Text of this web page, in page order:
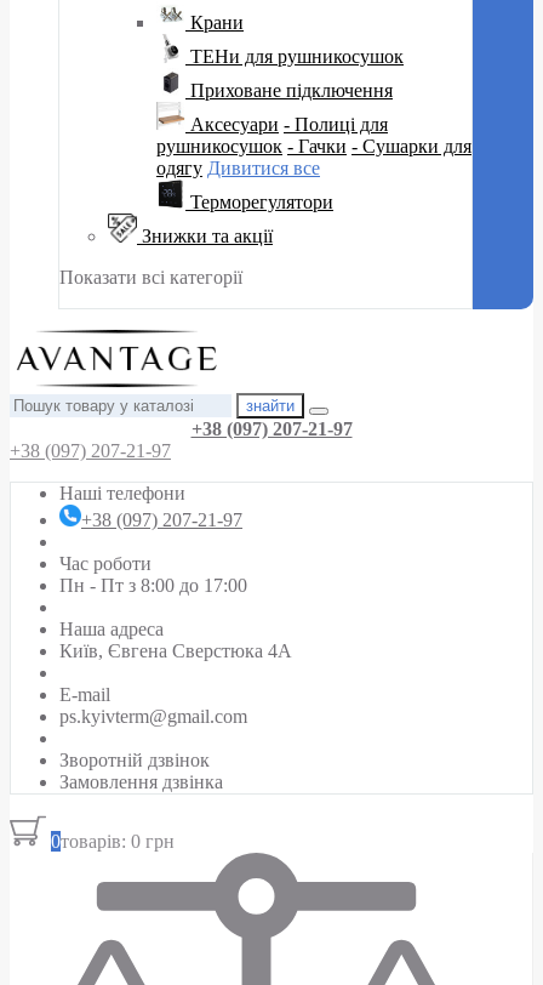
Крани
ТЕНи для рушникосушок
Приховане підключення
Аксесуари - Полиці для
рушникосушок - Гачки - Сушарки для
одягу Дивитися все
Терморегулятори
Знижки та акції
Показати всі категорії
знайти
+38 (097) 207-21-97
+38 (097) 207-21-97
Наші телефони
+38 (097) 207-21-97
Час роботи
Пн - Пт з 8:00 до 17:00
Наша адреса
Київ, Євгена Сверстюка 4А
E-mail
ps.kyivterm@gmail.com
Зворотній дзвінок
Замовлення дзвінка
0товарів: 0 грн